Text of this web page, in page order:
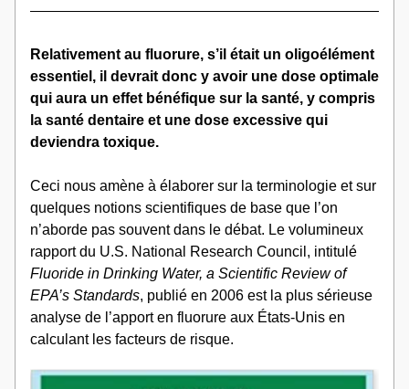
Relativement au fluorure, s’il était un oligoélément
essentiel, il devrait donc y avoir une dose optimale
qui aura un effet bénéfique sur la santé, y compris
la santé dentaire et une dose excessive qui
deviendra toxique.
Ceci nous amène à élaborer sur la terminologie et sur
quelques notions scientifiques de base que l’on
n’aborde pas souvent dans le débat. Le volumineux
Fluoride in Drinking Water, a Scientific Review of
EPA’s Standards, publié en 2006 est la plus sérieuse
analyse de l’apport en fluorure aux États-Unis en
calculant les facteurs de risque.